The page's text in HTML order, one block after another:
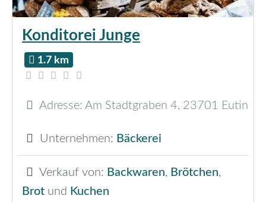
Konditorei Junge
1.7 km
Adresse: Am Stadtgraben 4, 23701 Eutin
Unternehmen: Bäckerei
Verkauf von: Backwaren, Brötchen,
Brot und Kuchen